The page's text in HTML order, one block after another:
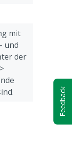
mit
und
der
Feedback